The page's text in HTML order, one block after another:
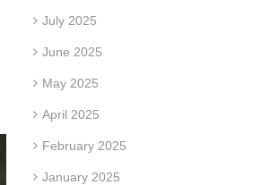
July 2025
June 2025
May 2025
April 2025
February 2025
January 2025